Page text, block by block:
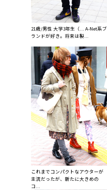
21歳/男性 大学3年生（... A-Net系ブ
ランドが好き。将来は製...
これまでコンパクトなアウターが
主流だったが、新たに大きめの
コ...